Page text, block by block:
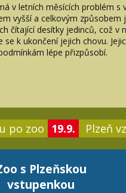
v letních měsících problém s
vyšší a celkovým způsobem
čítající desítky jedinců, což v
k ukončení jejich chovu.
lépe přizpůsobí.
po zoo 19.9. Plzeň
s Plzeňskou
vstupenkou